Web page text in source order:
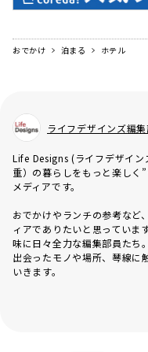
おでかけ 泊まる ホテル
ライフデザインズ編
Life Designs (ライフデザイ
重）の暮らしをもっと楽しく
メディアです。
おでかけやランチの参考など
ィアでありたいと思っていま
味に日々全力な編集部員たち
出会ったモノや場所、琴線に
いきます。